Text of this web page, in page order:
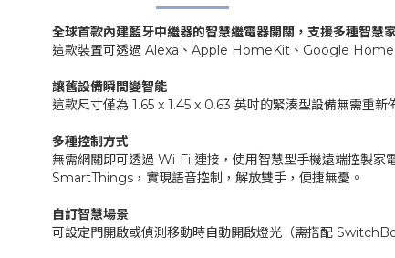
全球首款內建藍牙中繼器的智慧繼電器開關，支援多種智慧
這款裝置可透過 Alexa、Apple HomeKit、Google Home
讓舊設備瞬間變智能
這款尺寸僅為 1.65 x 1.45 x 0.63 英吋的緊湊型設備無需重
多種控制方式
無需網關即可透過 Wi-Fi 連接，使用智慧型手機遠端控製
SmartThings，實現語音控制，解放雙手，便捷無憂。
自訂智慧場景
可設定門開啟或偵測移動時自動開啟燈光（需搭配